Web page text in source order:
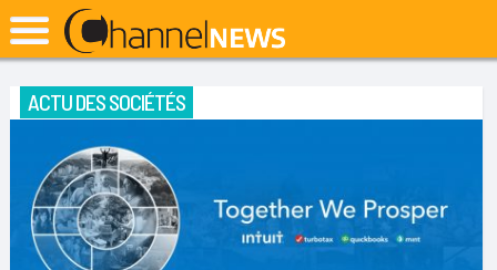
ACTU DES SOCIÉTÉS